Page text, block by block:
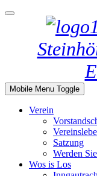
Mobile Menu Toggle
Verein
Satzung
Werden
Wos is Los